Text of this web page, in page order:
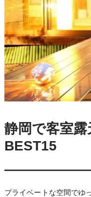
静岡で客室
BEST15
プライベートな空間でゆ